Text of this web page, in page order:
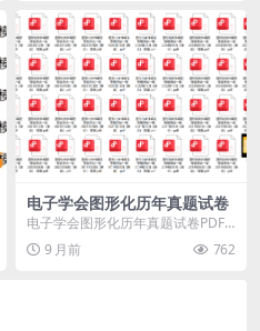
电子学会图形化历年真题试卷
电子学会图形化历年真题试卷PDF
可打印 大小：394MB
9 月前 762